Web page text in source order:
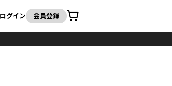
ログイン 会員登録
カート